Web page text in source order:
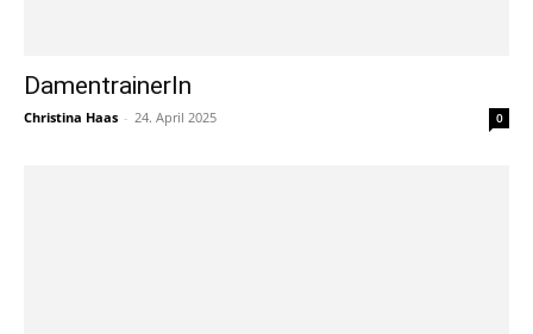
DamentrainerIn
Christina Haas - 24. April 2025 0